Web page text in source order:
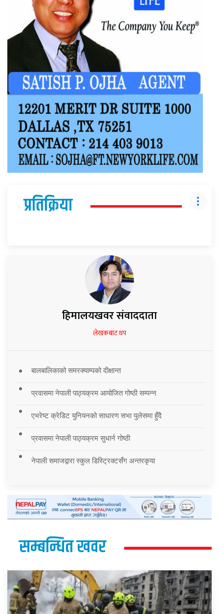
प्रतिक्रिया
हिमालयखवर संवाददाता
लेखकबाट थप
बालबालिकाको समरक्याम्पको दीक्षान्त
प्रवासमा नेपाली पाठ्यक्रम आयोजित गोष्ठी सम्पन्न
एभरेष्ट क्रेडिट युनियनको साधारण सभा युलेसमा हुँदै
प्रवासमा नेपाली पाठ्यक्रम सुधार्न गोष्ठी
नेपाली समाजद्वारा स्कुल डिस्ट्रिक्टसँग अन्तरकृया
सम्बन्धित खवर